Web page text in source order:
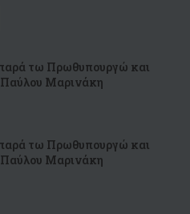
τω Πρωθυπουργώ και
Μαρινάκη
τω Πρωθυπουργώ και
Μαρινάκη